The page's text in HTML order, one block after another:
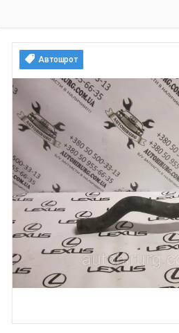
Автошрот